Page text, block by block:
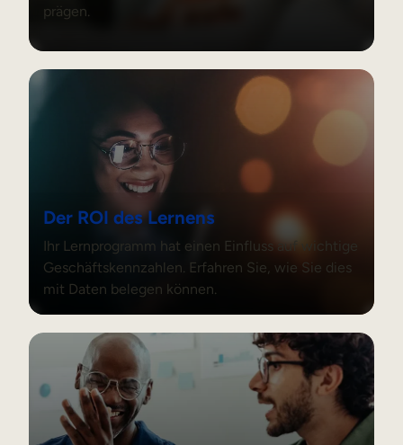
prägen.
Der ROI des Lernens
Der ROI des Lernens
Ihr Lernprogramm hat einen Einfluss auf wichtige
Geschäftskennzahlen. Erfahren Sie, wie Sie dies
mit Daten belegen können.
Der endgültige Leitfaden für die Beherrschung von L&D